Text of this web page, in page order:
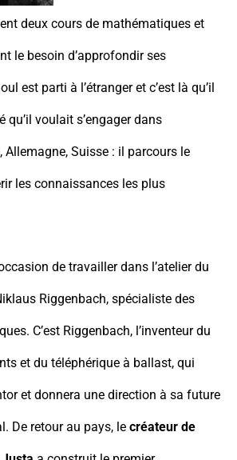
deux cours de mathématiques et
le besoin d’approfondir ses
est parti à l’étranger et c’est là qu’il
qu’il voulait s’engager dans
Allemagne, Suisse : il parcours le
les connaissances les plus
de travailler dans l’atelier du
Riggenbach, spécialiste des
C’est Riggenbach, l’inventeur du
et du téléphérique à ballast, qui
et donnera une direction à sa future
De retour au pays, le créateur de